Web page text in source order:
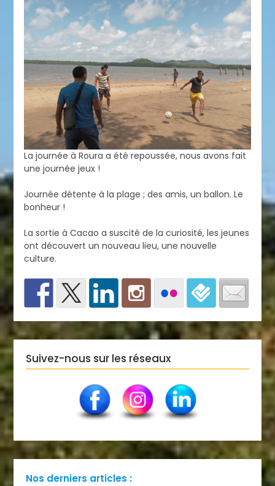
La journée à Roura a été repoussée, nous avons fait
une journée jeux !
Journée détente à la plage ; des amis, un ballon. Le
bonheur !
La sortie à Cacao a suscité de la curiosité, les jeunes
ont découvert un nouveau lieu, une nouvelle
culture.
Suivez-nous sur les réseaux
Nos derniers articles :